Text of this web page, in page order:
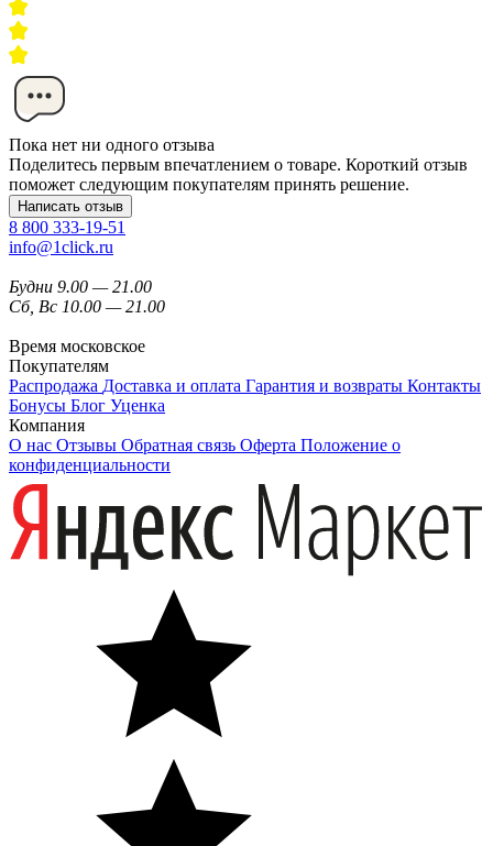
Пока нет ни одного отзыва
Поделитесь первым впечатлением о товаре. Короткий отзыв
поможет следующим покупателям принять решение.
Написать отзыв
8 800 333-19-51
info@1click.ru
Будни 9.00 — 21.00
Сб, Вс 10.00 — 21.00
Время московское
Покупателям
Распродажа Доставка и оплата Гарантия и возвраты Контакты
Бонусы Блог Уценка
Компания
О нас Отзывы Обратная связь Оферта Положение о
конфиденциальности